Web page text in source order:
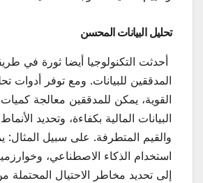
تحليل البيانات المحسن
أحدثت التكنولوجيا أيضا ثورة في
المدققين للبيانات. ومع توفر أدوات
القوية، يمكن للمدققين معالجة
البيانات المالية بكفاءة، وتحديد
والقيم المتطرفة. على سبيل المثال:
استخدام الذكاء الاصطناعي،
إلى تحديد مخاطر الاحتيال